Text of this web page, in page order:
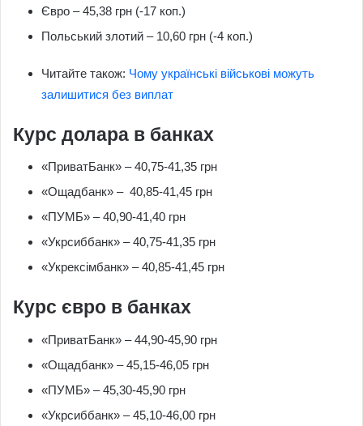
Євро – 45,38 грн (-17 коп.)
Польський злотий – 10,60 грн (-4 коп.)
Читайте також: Чому українські військові можуть
залишитися без виплат
Курс долара в банках
«ПриватБанк» – 40,75-41,35 грн
«Ощадбанк» – 40,85-41,45 грн
«ПУМБ» – 40,90-41,40 грн
«Укрсиббанк» – 40,75-41,35 грн
«Укрексімбанк» – 40,85-41,45 грн
Курс євро в банках
«ПриватБанк» – 44,90-45,90 грн
«Ощадбанк» – 45,15-46,05 грн
«ПУМБ» – 45,30-45,90 грн
«Укрсиббанк» – 45,10-46,00 грн